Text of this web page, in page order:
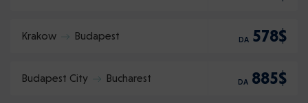
Krakow Budapest DA 578$
Budapest City Bucharest DA 885$